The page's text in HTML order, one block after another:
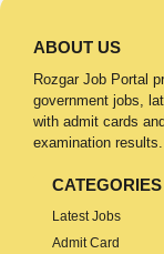
ABOUT US
Rozgar Job Portal
government jobs,
with admit cards and
examination results.
CATEGORIES
Latest Jobs
Admit Card